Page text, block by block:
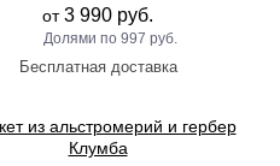
от3 990 руб.
997 руб.